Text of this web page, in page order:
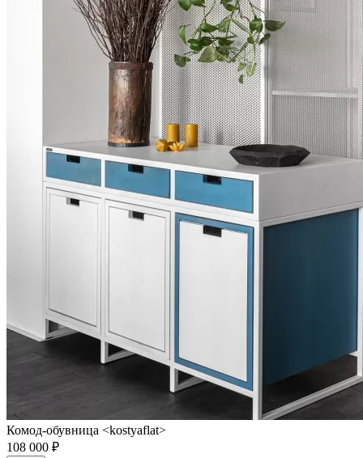
Комод-обувница <kostyaflat>
108 000 ₽